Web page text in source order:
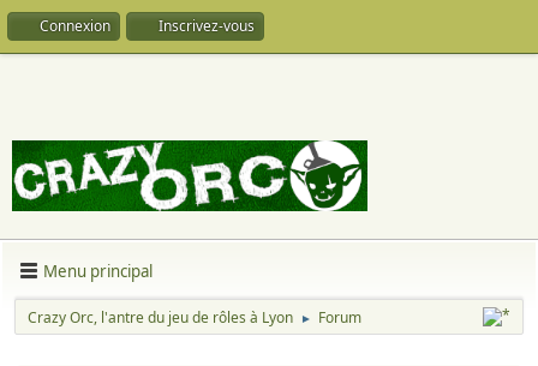
Connexion Inscrivez-vous
Menu principal
Crazy Orc, l'antre du jeu de rôles à Lyon ► Forum